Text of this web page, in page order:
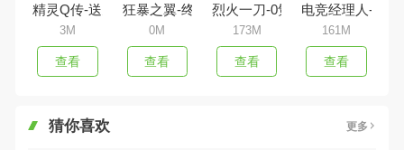
精灵Q传-送充无限GM抽
3M
查看
狂暴之翼-终身资源
0M
查看
烈火一刀-0氪GM版
173M
查看
电竞经理人-送
161M
查看
猜你喜欢 更多